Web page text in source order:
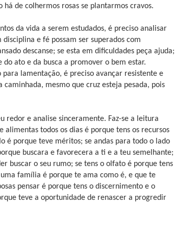
há de colhermos rosas se plantarmos cravos.
da vida a serem estudados, é preciso analisar
e fé possam ser superados com
descanse; se esta em dificuldades peça ajuda;
ato e da busca a promover o bem estar.
lamentação, é preciso avançar resistente e
mesmo que cruz esteja pesada, pois
redor e analise sinceramente. Faz-se a leitura
todos os dias é porque tens os recursos
é porque teve méritos; se andas para todo o lado
buscara e favorecera a ti e a teu semelhante;
buscar o seu rumo; se tens o olfato é porque tens
família é porque te ama como é, e que te
pensar é porque tens o discernimento e o
teve a oportunidade de renascer a progredir